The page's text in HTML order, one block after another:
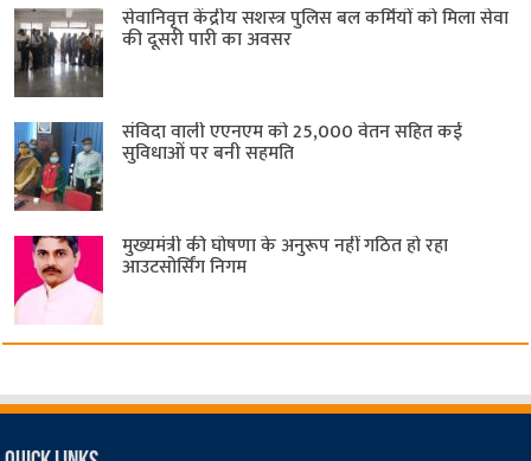
सेवानिवृत्त केंद्रीय सशस्त्र पुलिस बल ​कर्मियों को मिला सेवा
की दूसरी पारी का अवसर
संविदा वाली एएनएम को 25,000 वेतन सहित कई
सुविधाओं पर बनी सहमति
मुख्यमंत्री की घोषणा के अनुरूप नहीं गठित हो रहा
आउटसोर्सिंग निगम